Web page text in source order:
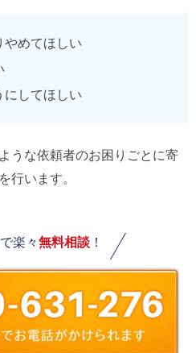
やめてほしい
にしてほしい
うな依頼者のお困りごとに寄
行います。
楽々無料相談！